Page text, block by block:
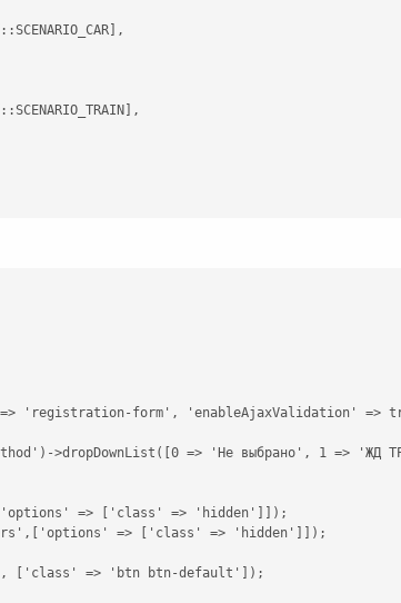
=> 'registration-form', 'enableAjaxValidation' =>
>dropDownList([0 => 'Не выбрано', 1 => 'ЖД
=> ['class' => 'hidden']]);
=> ['class' => 'hidden']]);
['class' => 'btn btn-default']);